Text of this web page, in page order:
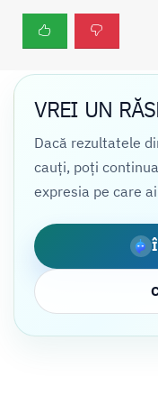
VREI UN
Dacă rezultatele
cauți, poți
expresia pe care